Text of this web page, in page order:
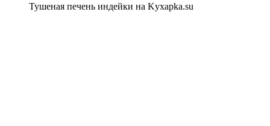
Тушеная печень индейки на Kyxapka.su